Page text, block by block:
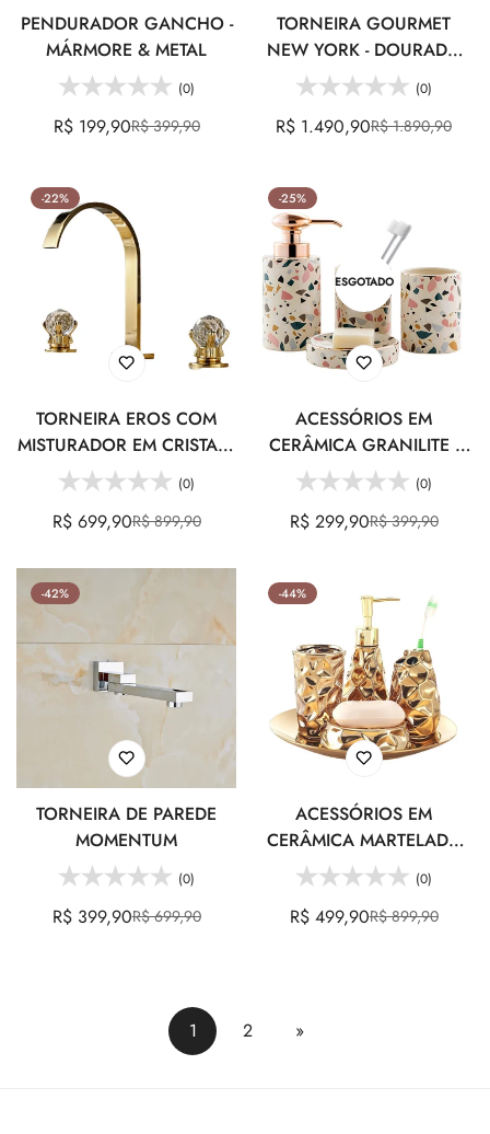
PENDURADOR GANCHO -
MÁRMORE & METAL
(0)
Preço
R$ 199,90Preço
R$ 399,90
TORNEIRA GOURMET
NEW YORK - DOURADO
ESCOVADO
(0)
Preço
R$ 1.490,90Preço
R$ 1.890,90
-22%
TORNEIRA EROS COM
MISTURADOR EM CRISTAL -
03 CORES
(0)
Preço
venda
R$ 699,90Preço
R$ 899,90
-25%
ESGOTADO
ACESSÓRIOS EM
CERÂMICA GRANILITE -
JOGO 4PCS
(0)
Preço
R$ 299,90Preço
R$ 399,90
-42%
TORNEIRA DE PAREDE
MOMENTUM
(0)
Preço
R$ 399,90Preço
R$ 699,90
-44%
ACESSÓRIOS EM
CERÂMICA MARTELADA
GOLD - JOGO 4PCS
(0)
Preço
R$ 499,90Preço
R$ 899,90
1 2 »